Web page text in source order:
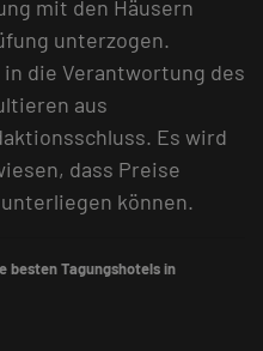
mit den Häusern
unterzogen.
die Verantwortung des
aus
Es wird
dass Preise
können.
besten Tagungshotels in